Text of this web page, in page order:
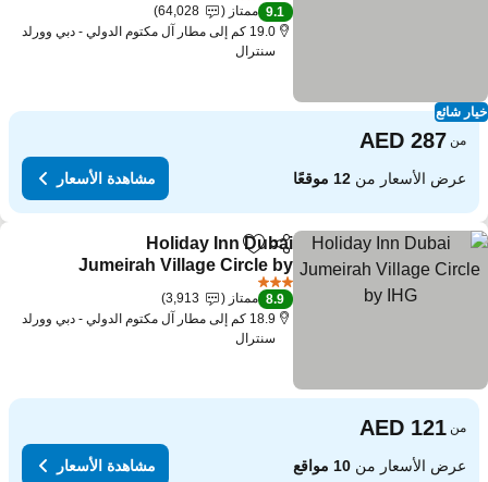
شائع
9.1 ممتاز
64,028
19.0 كم إلى مطار آل مكتوم الدولي - دبي وورلد
سنترال
من
عرض الأسعار من12 موقعًا مشاهدة الأسعار
مشاركةAdd to favorites
Holiday Inn Dubai
Jumeirah Village Circle by
IHG
8.9 ممتاز
3,913
18.9 كم إلى مطار آل مكتوم الدولي - دبي وورلد
سنترال
من
عرض الأسعار من10 مواقع مشاهدة الأسعار